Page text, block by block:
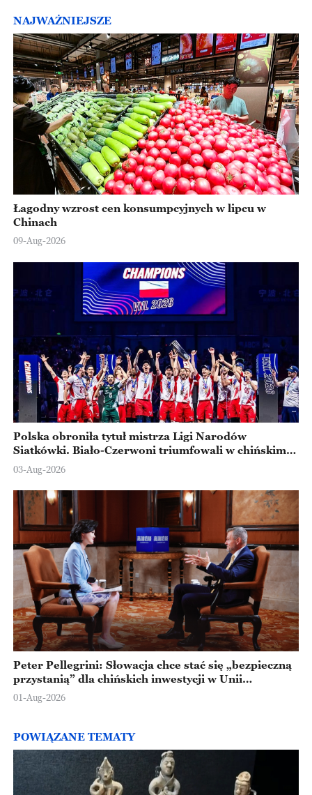
NAJWAŻNIEJSZE
Łagodny wzrost cen konsumpcyjnych w lipcu w
Chinach
09-Aug-2026
Polska obroniła tytuł mistrza Ligi Narodów
Siatkówki. Biało-Czerwoni triumfowali w chińskim
Ningbo
03-Aug-2026
Peter Pellegrini: Słowacja chce stać się „bezpieczną
przystanią” dla chińskich inwestycji w Unii
Europejskiej
01-Aug-2026
POWIĄZANE TEMATY